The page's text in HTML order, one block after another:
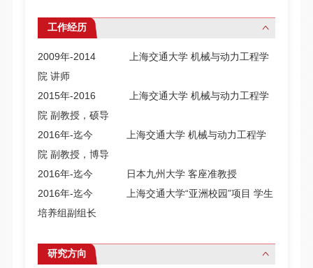
工作经历
2009年-2014 上海交通大学 机械与动力工程学
院 讲师
2015年-2016 上海交通大学 机械与动力工程学
院 副教授，硕导
2016年-迄今 上海交通大学 机械与动力工程学
院 副教授，博导
2016年-迄今 日本九州大学 客座准教授
2016年-迄今 上海交通大学“亚洲校园”项目 学生
培养组副组长
研究方向